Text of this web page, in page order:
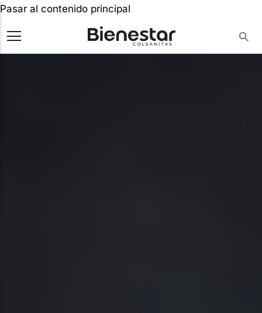
Pasar al contenido principal